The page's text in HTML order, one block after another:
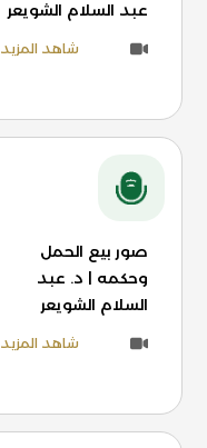
عبد السلام الشويعر
شاهد المزيد
صور بيع الحمل
وحكمه | د. عبد
السلام الشويعر
شاهد المزيد